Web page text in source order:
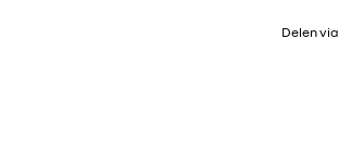
Delen via